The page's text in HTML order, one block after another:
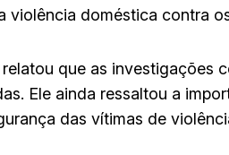
violência doméstica contra
que as investigações
Ele ainda ressaltou a
das vítimas de